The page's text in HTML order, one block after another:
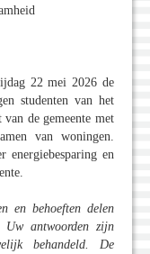
22 mei 2026 de
studenten van het
de gemeente met
van woningen.
energiebesparing en
en behoeften delen
Uw antwoorden zijn
behandeld. De